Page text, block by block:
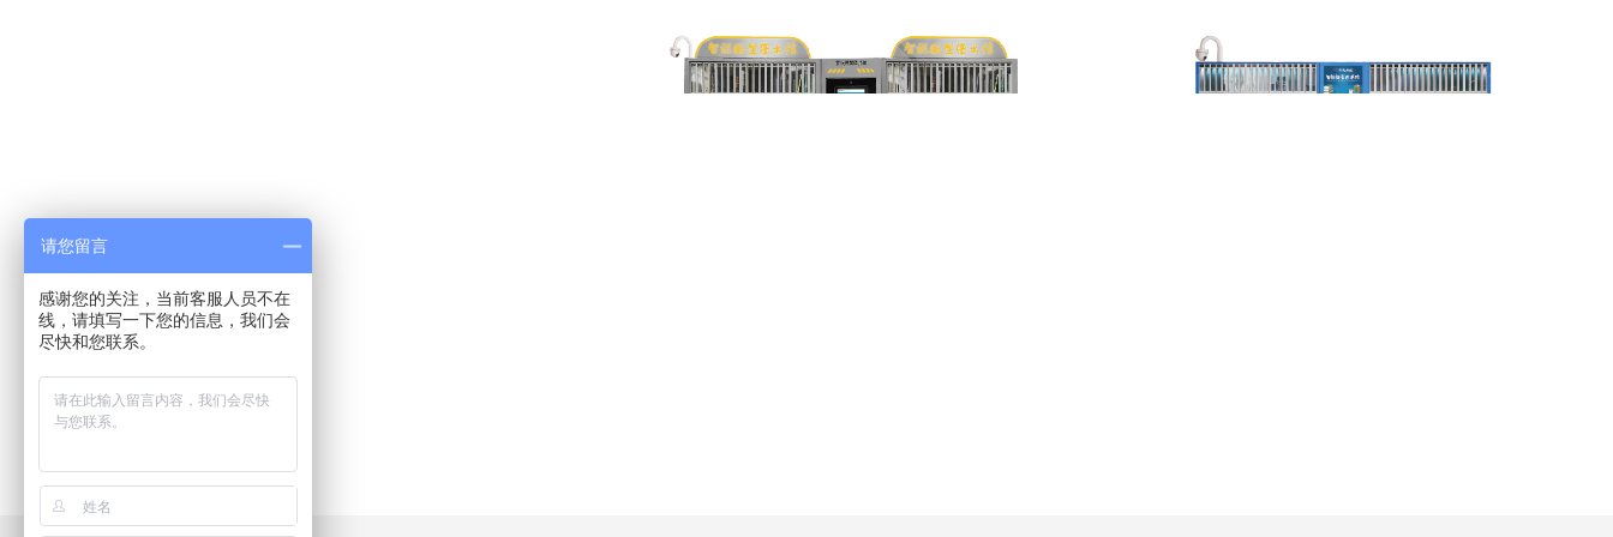
请您留言
感谢您的关注，当前客服人员不在
线，请填写一下您的信息，我们会
尽快和您联系。